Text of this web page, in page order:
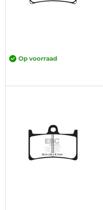
Op voorraad